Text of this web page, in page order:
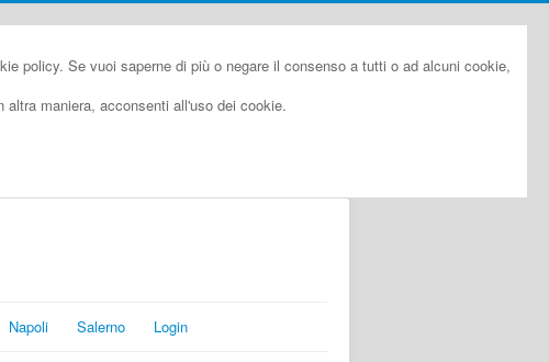
policy. Se vuoi saperne di più o negare il consenso a tutti o ad alcuni cookie,
maniera, acconsenti all'uso dei cookie.
Napoli Salerno Login